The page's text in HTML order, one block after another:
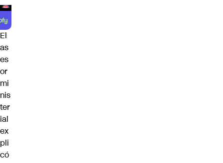
El
as
es
or
mi
nis
ter
ial
ex
pli
có